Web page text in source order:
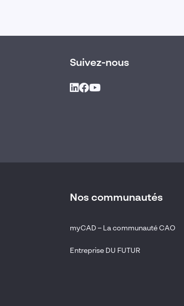
Suivez-nous
Nos communautés
myCAD – La communauté CAO
Entreprise DU FUTUR